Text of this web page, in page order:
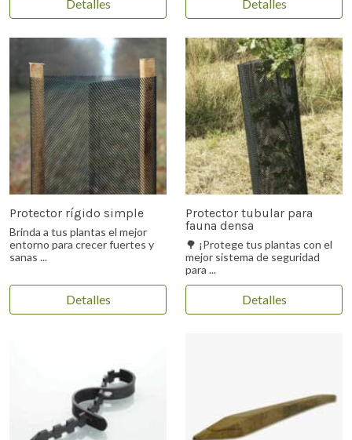
Detalles Detalles
Protector rígido simple
Brinda a tus plantas el mejor
entorno para crecer fuertes y
sanas ...
Detalles
Protector tubular para
fauna densa
🌳 ¡Protege tus plantas con el
mejor sistema de seguridad
para ...
Detalles